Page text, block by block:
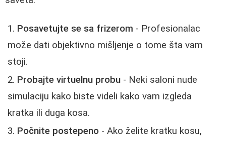
Posavetujte se sa frizerom - Profesionalac
može dati objektivno mišljenje o tome šta vam
stoji.
Probajte virtuelnu probu - Neki saloni nude
simulaciju kako biste videli kako vam izgleda
kratka ili duga kosa.
Počnite postepeno - Ako želite kratku kosu,